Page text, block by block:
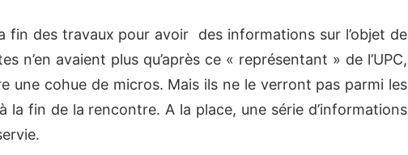
fin des travaux pour avoir des informations sur l’objet de
n’en avaient plus qu’après ce « représentant » de l’UPC,
une cohue de micros. Mais ils ne le verront pas parmi les
la fin de la rencontre. A la place, une série d’informations